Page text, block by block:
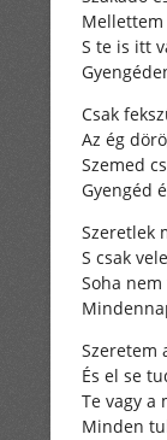
S te is itt
Csak
Az ég
Szemed
Gyengéd
Szeretlek
S csak
Soha
Szeretem
És el se
Te vagy a
Minden